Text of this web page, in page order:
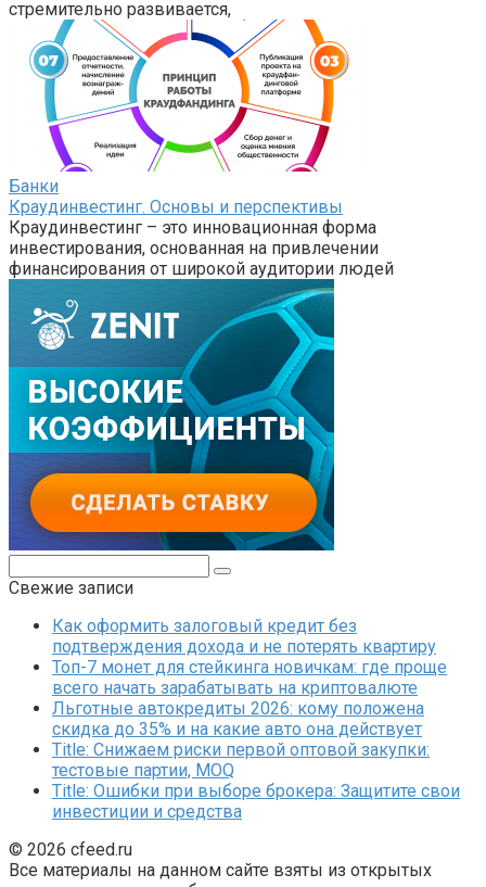
стремительно развивается,
Банки
Краудинвестинг. Основы и перспективы
Краудинвестинг – это инновационная форма
инвестирования, основанная на привлечении
финансирования от широкой аудитории людей
Свежие записи
Как оформить залоговый кредит без
подтверждения дохода и не потерять квартиру
Топ-7 монет для стейкинга новичкам: где проще
всего начать зарабатывать на криптовалюте
Льготные автокредиты 2026: кому положена
скидка до 35% и на какие авто она действует
Title: Снижаем риски первой оптовой закупки:
тестовые партии, MOQ
Title: Ошибки при выборе брокера: Защитите свои
инвестиции и средства
© 2026 cfeed.ru
Все материалы на данном сайте взяты из открытых